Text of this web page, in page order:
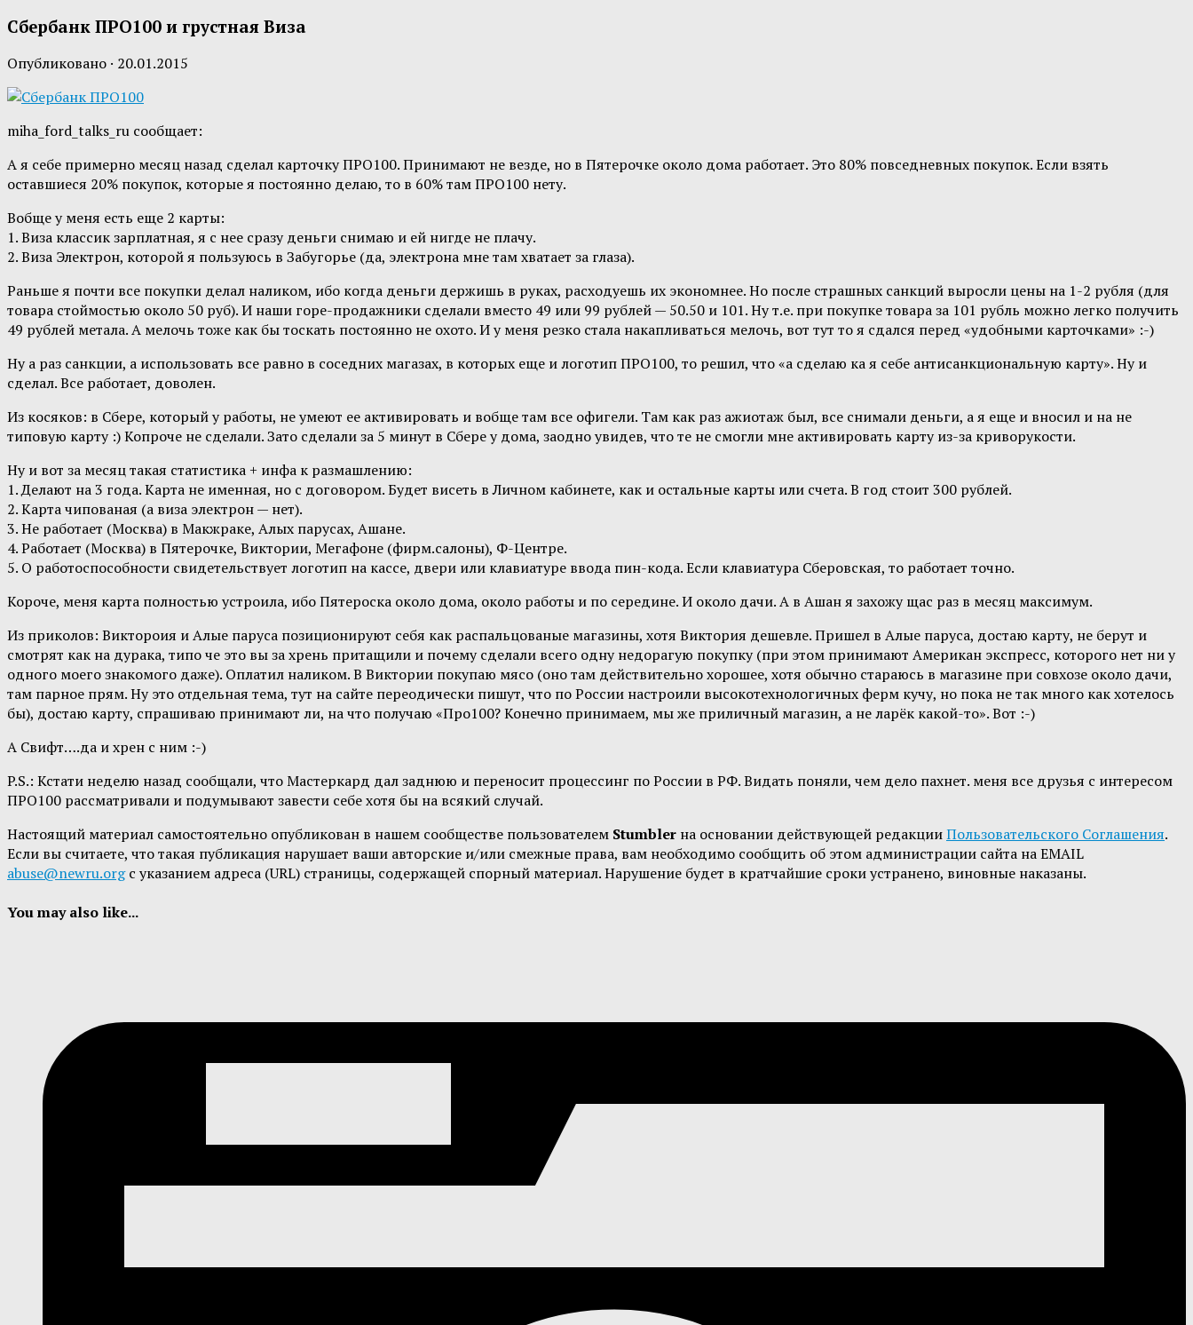
Сбербанк ПРО100 и грустная Виза
Опубликовано · 20.01.2015
miha_ford_talks_ru сообщает:
А я себе примерно месяц назад сделал карточку ПРО100. Принимают не везде, но в Пятерочке около дома работает. Это 80% повседневных покупок. Если взять
оставшиеся 20% покупок, которые я постоянно делаю, то в 60% там ПРО100 нету.
Вобще у меня есть еще 2 карты:
1. Виза классик зарплатная, я с нее сразу деньги снимаю и ей нигде не плачу.
2. Виза Электрон, которой я пользуюсь в Забугорье (да, электрона мне там хватает за глаза).
Раньше я почти все покупки делал наликом, ибо когда деньги держишь в руках, расходуешь их экономнее. Но после страшных санкций выросли цены на 1-2 рубля (для
товара стоймостью около 50 руб). И наши горе-продажники сделали вместо 49 или 99 рублей — 50.50 и 101. Ну т.е. при покупке товара за 101 рубль можно легко получить
49 рублей метала. А мелочь тоже как бы тоскать постоянно не охото. И у меня резко стала накапливаться мелочь, вот тут то я сдался перед «удобными карточками» :-)
Ну а раз санкции, а использовать все равно в соседних магазах, в которых еще и логотип ПРО100, то решил, что «а сделаю ка я себе антисанкциональную карту». Ну и
сделал. Все работает, доволен.
Из косяков: в Сбере, который у работы, не умеют ее активировать и вобще там все офигели. Там как раз ажиотаж был, все снимали деньги, а я еще и вносил и на не
типовую карту :) Копроче не сделали. Зато сделали за 5 минут в Сбере у дома, заодно увидев, что те не смогли мне активировать карту из-за криворукости.
Ну и вот за месяц такая статистика + инфа к размашлению:
1. Делают на 3 года. Карта не именная, но с договором. Будет висеть в Личном кабинете, как и остальные карты или счета. В год стоит 300 рублей.
2. Карта чипованая (а виза электрон — нет).
3. Не работает (Москва) в Макжраке, Алых парусах, Ашане.
4. Работает (Москва) в Пятерочке, Виктории, Мегафоне (фирм.салоны), Ф-Центре.
5. О работоспособности свидетельствует логотип на кассе, двери или клавиатуре ввода пин-кода. Если клавиатура Сберовская, то работает точно.
Короче, меня карта полностью устроила, ибо Пятероска около дома, около работы и по середине. И около дачи. А в Ашан я захожу щас раз в месяц максимум.
Из приколов: Виктороия и Алые паруса позиционируют себя как распальцованые магазины, хотя Виктория дешевле. Пришел в Алые паруса, достаю карту, не берут и
смотрят как на дурака, типо че это вы за хрень притащили и почему сделали всего одну недорагую покупку (при этом принимают Американ экспресс, которого нет ни у
одного моего знакомого даже). Оплатил наликом. В Виктории покупаю мясо (оно там действительно хорошее, хотя обычно стараюсь в магазине при совхозе около дачи,
там парное прям. Ну это отдельная тема, тут на сайте переодически пишут, что по России настроили высокотехнологичных ферм кучу, но пока не так много как хотелось
бы), достаю карту, спрашиваю принимают ли, на что получаю «Про100? Конечно принимаем, мы же приличный магазин, а не ларёк какой-то». Вот :-)
А Свифт….да и хрен с ним :-)
P.S.: Кстати неделю назад сообщали, что Мастеркард дал заднюю и переносит процессинг по России в РФ. Видать поняли, чем дело пахнет. меня все друзья с интересом
ПРО100 рассматривали и подумывают завести себе хотя бы на всякий случай.
Настоящий материал самостоятельно опубликован в нашем сообществе пользователем Stumbler на основании действующей редакцииПользовательского Соглашения.
Если вы считаете, что такая публикация нарушает ваши авторские и/или смежные права, вам необходимо сообщить об этом администрации сайта на EMAIL
abuse@newru.orgс указанием адреса (URL) страницы, содержащей спорный материал. Нарушение будет в кратчайшие сроки устранено, виновные наказаны.
You may also like...